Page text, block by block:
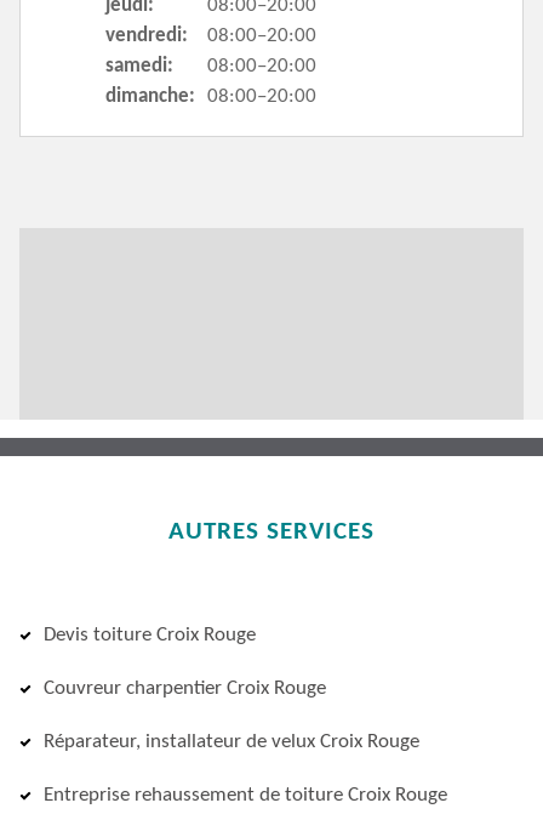
jeudi:
08:00–20:00
vendredi:
08:00–20:00
samedi:
08:00–20:00
dimanche:
08:00–20:00
AUTRES SERVICES
Devis toiture Croix Rouge
Couvreur charpentier Croix Rouge
Réparateur, installateur de velux Croix Rouge
Entreprise rehaussement de toiture Croix Rouge